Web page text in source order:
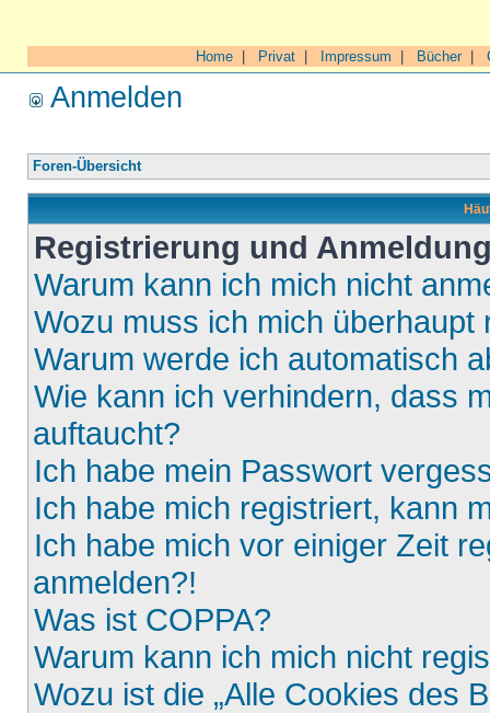
Home Privat Impressum Bücher|
Anmelden
Foren-Übersicht
Registrierung und
Warum kann ich mich nicht
Wozu muss ich mich überhaupt
Warum werde ich automatisch
Wie kann ich verhindern, dass
auftaucht?
Ich habe mein Passwort
Ich habe mich registriert, kann
Ich habe mich vor einiger Zeit
anmelden?!
Was ist COPPA?
Warum kann ich mich nicht
Wozu ist die „Alle Cookies des